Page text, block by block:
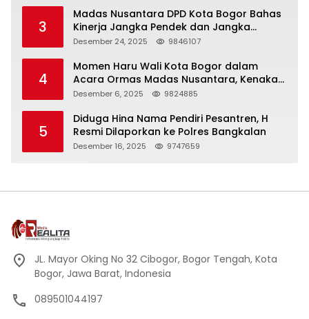
3
Madas Nusantara DPD Kota Bogor Bahas
Kinerja Jangka Pendek dan Jangka
Panjang
Desember 24, 2025 9846107
4
Momen Haru Wali Kota Bogor dalam
Acara Ormas Madas Nusantara, Kenakan
Peci Hitam Tinggi sebagai Simbol
Desember 6, 2025 9824885
5
Diduga Hina Nama Pendiri Pesantren, H
Resmi Dilaporkan ke Polres Bangkalan
Desember 16, 2025 9747659
JL. Mayor Oking No 32 Cibogor, Bogor Tengah, Kota
Bogor, Jawa Barat, Indonesia
089501044197